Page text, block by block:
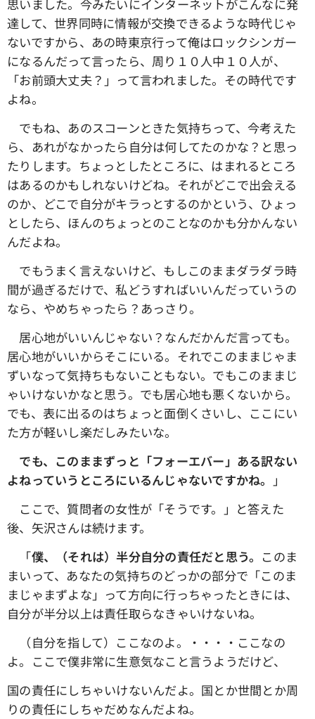
思いました。今みたいにインターネットがこんなに発
達して、世界同時に情報が交換できるような時代じゃ
ないですから、あの時東京行って俺はロックシンガー
になるんだって言ったら、周り１０人中１０人が、
「お前頭大丈夫？」って言われました。その時代です
よね。
でもね、あのスコーンときた気持ちって、今考えた
ら、あれがなかったら自分は何してたのかな？と思っ
たりします。ちょっとしたところに、はまれるところ
はあるのかもしれないけどね。それがどこで出会える
のか、どこで自分がキラっとするのかという、ひょっ
としたら、ほんのちょっとのことなのかも分かんない
んだよね。
でもうまく言えないけど、もしこのままダラダラ時
間が過ぎるだけで、私どうすればいいんだっていうの
なら、やめちゃったら？あっさり。
居心地がいいんじゃない？なんだかんだ言っても。
居心地がいいからそこにいる。それでこのままじゃま
ずいなって気持ちもないこともない。でもこのままじ
ゃいけないかなと思う。でも居心地も悪くないから。
でも、表に出るのはちょっと面倒くさいし、ここにい
た方が軽いし楽だしみたいな。
でも、このままずっと「フォーエバー」ある訳ない
よねっていうところにいるんじゃないですかね。
」
ここで、質問者の女性が「そうです。」と答えた
後、矢沢さんは続けます。
「僕、（それは）半分自分の責任だと思う。 このま
まいって、あなたの気持ちのどっかの部分で「このま
まじゃまずよな」って方向に行っちゃったときには、
自分が半分以上は責任取らなきゃいけないね。
（自分を指して）ここなのよ。・・・・ここなの
よ。ここで僕非常に生意気なこと言うようだけど、
国の責任にしちゃいけないんだよ。国とか世間とか周
りの責任にしちゃだめなんだよね。